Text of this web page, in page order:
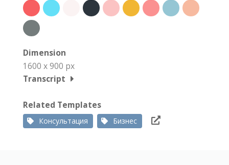
Dimension
1600 x 900 px
Transcript
Related Templates
Консультация Бизнес